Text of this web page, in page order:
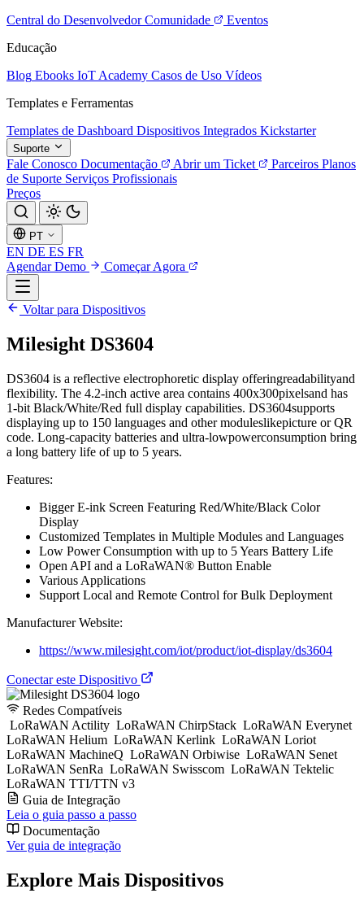
Central do Desenvolvedor Comunidade
Eventos
Educação
Blog Ebooks IoT Academy Casos de Uso Vídeos
Templates e Ferramentas
Templates de Dashboard Dispositivos Integrados Kickstarter
Suporte
Fale Conosco Documentação Abrir um Ticket Parceiros Planos
de Suporte Serviços Profissionais
Preços
PT
EN DE ES FR
Agendar Demo
Começar Agora
Voltar para Dispositivos
Milesight DS3604
DS3604 is a reflective electrophoretic display offeringreadabilityand
flexibility. The 4.2-inch active area contains 400x300pixelsand has
1-bit Black/White/Red full display capabilities. DS3604supports
displaying up to 150 languages and other moduleslikepicture or QR
code. Long-capacity batteries and ultra-lowpowerconsumption bring
a long battery life of up to 5 years.
Features:
Bigger E-ink Screen Featuring Red/White/Black Color
Display
Customized Templates in Multiple Modules and Languages
Low Power Consumption with up to 5 Years Battery Life
Open API and a LoRaWAN® Button Enable
Various Applications
Support Local and Remote Control for Bulk Deployment
Manufacturer Website:
https://www.milesight.com/iot/product/iot-display/ds3604
Conectar este Dispositivo
Redes Compatíveis
LoRaWAN Actility LoRaWAN ChirpStack LoRaWAN Everynet
LoRaWAN Helium LoRaWAN Kerlink LoRaWAN Loriot
LoRaWAN MachineQ LoRaWAN Orbiwise LoRaWAN Senet
LoRaWAN SenRa LoRaWAN Swisscom LoRaWAN Tektelic
LoRaWAN TTI/TTN v3
Guia de Integração
Leia o guia passo a passo
Documentação
Ver guia de integração
Explore Mais Dispositivos